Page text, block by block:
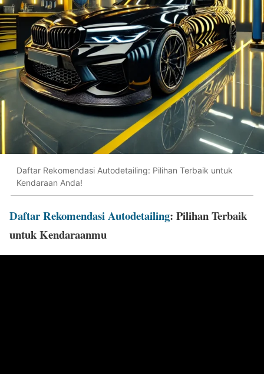
Daftar Rekomendasi Autodetailing: Pilihan Terbaik untuk
Kendaraan Anda!
Daftar Rekomendasi Autodetailing: Pilihan Terbaik
untuk Kendaraanmu